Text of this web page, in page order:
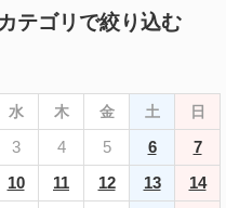
テゴリで絞り込む
水 木 金 土 日
3 4 5 6
7
10 11 12 13
14